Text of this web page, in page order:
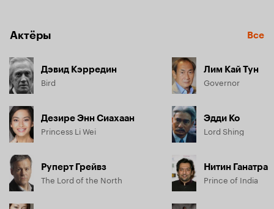
Актёры Все
Дэвид Кэрредин
Bird
Дезире Энн Сиахаан
Princess Li Wei
Руперт Грейвз
The Lord of the North
Лим Кай Тун
Governor
Эдди Ко
Lord Shing
Нитин Ганатра
Prince of India